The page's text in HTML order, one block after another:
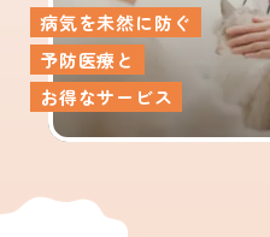
病気を未然に防ぐ
予防医療と
お得なサービス